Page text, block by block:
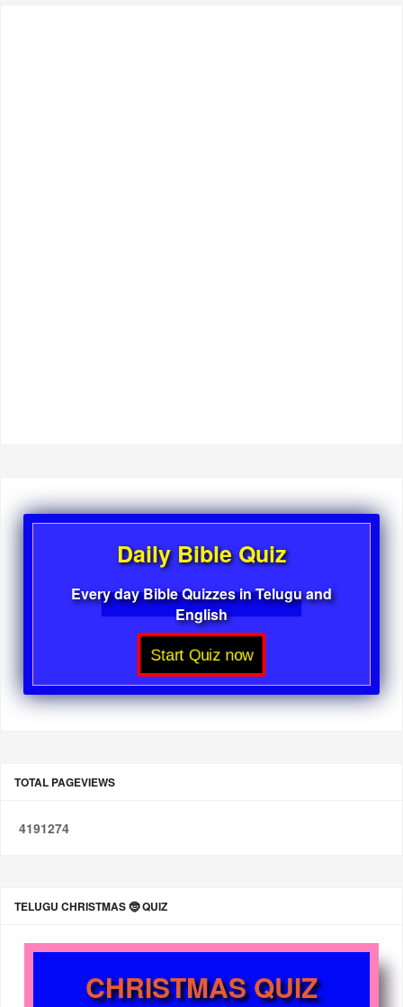
Daily Bible Quiz
Every day Bible Quizzes in Telugu and
English
Start Quiz now
TOTAL PAGEVIEWS
4191274
TELUGU CHRISTMAS 🤶 QUIZ
CHRISTMAS QUIZ